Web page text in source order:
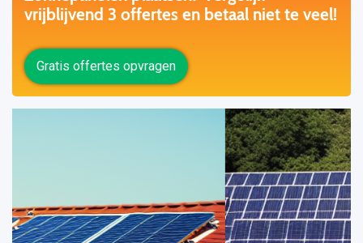
vrijblijvend 3 offertes en betaal niet te veel!
Gratis offertes opvragen